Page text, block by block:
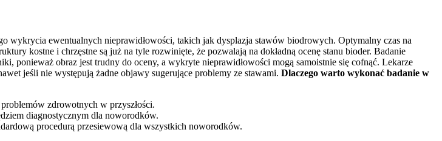
wykrycia ewentualnych nieprawidłowości, takich jak dysplazja stawów biodrowych. Optymalny czas na
kostne i chrzęstne są już na tyle rozwinięte, że pozwalają na dokładną ocenę stanu bioder. Badanie
ponieważ obraz jest trudny do oceny, a wykryte nieprawidłowości mogą samoistnie się cofnąć. Lekarze
jeśli nie występują żadne objawy sugerujące problemy ze stawami. Dlaczego warto wykonać badanie w
zdrowotnych w przyszłości.
diagnostycznym dla noworodków.
procedurą przesiewową dla wszystkich noworodków.